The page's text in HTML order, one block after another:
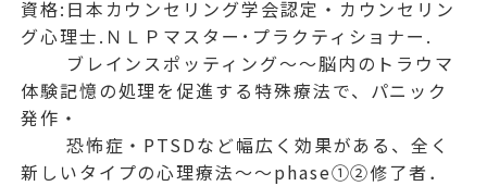
資格:日本カウンセリング学会認定・カウンセリン
グ心理士.ＮＬＰマスター･プラクティショナー.
ブレインスポッティング～～脳内のトラウマ
体験記憶の処理を促進する特殊療法で、パニック
発作・
恐怖症・PTSDなど幅広く効果がある、全く
新しいタイプの心理療法～～phase①②修了者．